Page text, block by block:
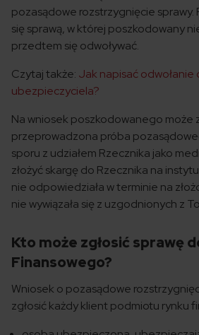
pozasądowe rozstrzygnięcie sprawy.
się sprawą, w której poszkodowany
przedtem się odwoływać.
Czytaj także: Jak napisać odwołanie
ubezpieczyciela?
Na wniosek poszkodowanego może
przeprowadzona próba
sporu z udziałem Rzecznika jako
złożyć skargę do Rzecznika na
nie odpowiedziała w terminie na
nie wywiązała się z uzgodnionych z
Kto może zgłosić sprawę
Finansowego?
Wniosek o pozasądowe
zgłosić każdy klient podmiotu rynku